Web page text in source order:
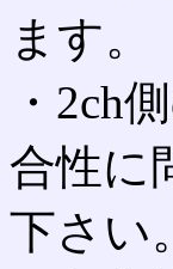
ます。
・2ch
合性に
下さい。